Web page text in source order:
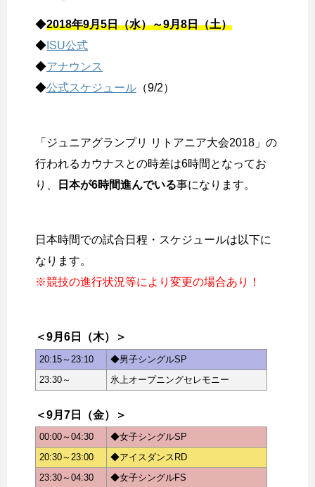
◆2018年9月5日（水）～9月8日（土）
◆ ISU公式
◆アナウンス
◆公式スケジュール （9/2）
「ジュニアグランプリ リトアニア大会2018」の
行われるカウナスとの時差は6時間となってお
り、
日本が6時間進んでいる事になります。
日本時間での試合日程・スケジュールは以下に
なります。
※競技の進行状況等により変更の場合あり！
＜9月6日（木）＞
20:15～23:10
◆男子シングルSP
23:30～
氷上オープニングセレモニー
＜9月7日（金）＞
00:00～04:30
◆女子シングルSP
20:30～23:00
◆アイスダンスRD
23:30～04:30
◆女子シングルFS